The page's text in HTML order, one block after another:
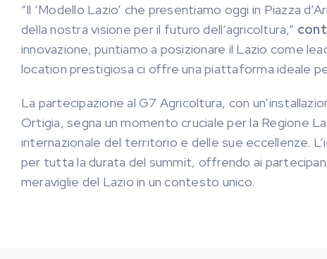
“Il ‘Modello Lazio’ che presentiamo oggi in Piazza
della nostra visione per il futuro dell’agricoltura,”
innovazione, puntiamo a posizionare il Lazio come
location prestigiosa ci offre una piattaforma ideale
La partecipazione al G7 Agricoltura, con
Ortigia, segna un momento cruciale per la Regione
internazionale del territorio e delle sue eccellenze.
per tutta la durata del summit, offrendo ai
meraviglie del Lazio in un contesto unico.